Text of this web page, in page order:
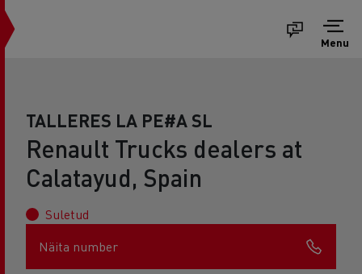
Menu
TALLERES LA PE#A SL
Renault Trucks dealers at
Calatayud, Spain
Suletud
Näita number